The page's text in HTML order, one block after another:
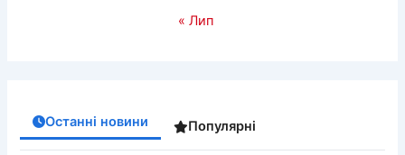
« Лип
Останні новини Популярні